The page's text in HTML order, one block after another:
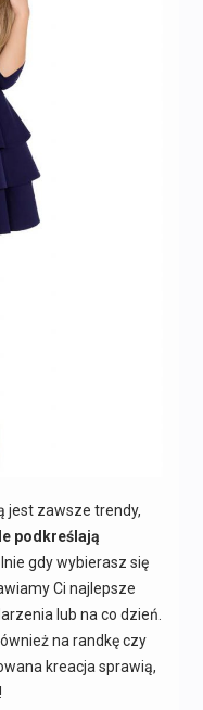
jest zawsze trendy,
podkreślają
gdy wybierasz się
Ci najlepsze
lub na co dzień.
na randkę czy
kreacja sprawią,